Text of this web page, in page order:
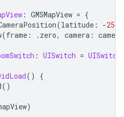
: GMSMapView = {
(latitude : -
(frame : . zero, camera : camera
: UISwitch = UISwitch
()
{
()
)